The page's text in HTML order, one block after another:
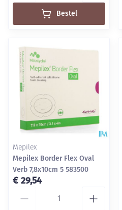
Bestel
Mepilex
Mepilex Border Flex Oval
Verb 7,8x10cm 5 583500
€ 29,54